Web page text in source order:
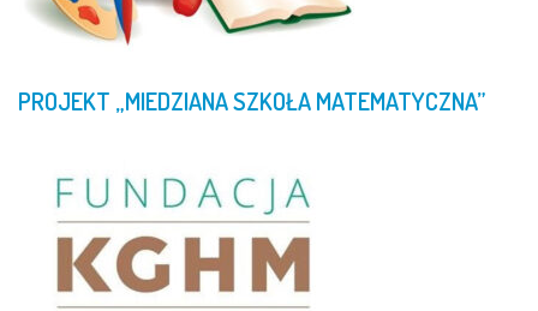
PROJEKT „MIEDZIANASZKOŁAMATEMATYCZNA”